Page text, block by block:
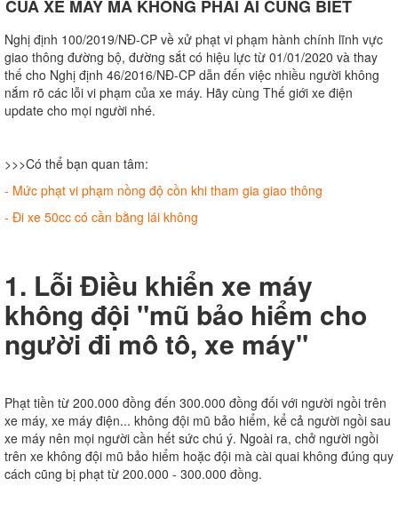
CỦA XE MÁY MÀ KHÔNG PHẢI AI CŨNG BIẾT
Nghị định 100/2019/NĐ-CP về xử phạt vi phạm hành chính lĩnh vực
giao thông đường bộ, đường sắt có hiệu lực từ 01/01/2020 và thay
thế cho Nghị định 46/2016/NĐ-CP dẫn đến việc nhiều người không
nắm rõ các lỗi vi phạm của xe máy. Hãy cùng Thế giới xe điện
update cho mọi người nhé.
>>>Có thể bạn quan tâm:
- Mức phạt vi phạm nồng độ cồn khi tham gia giao thông
- Đi xe 50cc có cần bằng lái không
1. Lỗi Điều khiển xe máy
không đội "mũ bảo hiểm cho
người đi mô tô, xe máy"
Phạt tiền từ 200.000 đồng đến 300.000 đồng đối với người ngồi trên
xe máy, xe máy điện... không đội mũ bảo hiểm, kể cả người ngồi sau
xe máy nên mọi người cần hết sức chú ý. Ngoài ra, chở người ngồi
trên xe không đội mũ bảo hiểm hoặc đội mà cài quai không đúng quy
cách cũng bị phạt từ 200.000 - 300.000 đồng.